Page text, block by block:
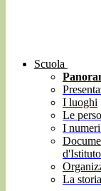
Scuola
I luoghi
Le
I
d'Istituto
La storia